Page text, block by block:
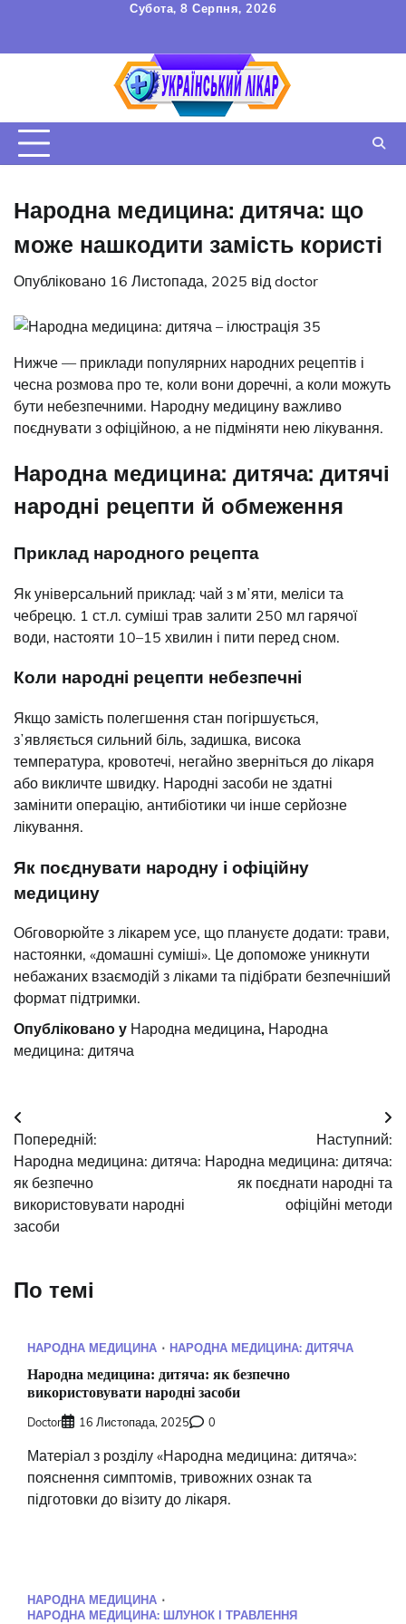
вмісту
Субота, 8 Серпня, 2026
КОРИСТУВАЧА
Народна медицина: дитяча: що
може нашкодити замість користі
Опубліковано 16 Листопада, 2025 від doctor
Нижче — приклади популярних народних рецептів і
чесна розмова про те, коли вони доречні, а коли можуть
бути небезпечними. Народну медицину важливо
поєднувати з офіційною, а не підміняти нею лікування.
Народна медицина: дитяча: дитячі
народні рецепти й обмеження
Приклад народного рецепта
Як універсальний приклад: чай з мʼяти, меліси та
чебрецю. 1 ст.л. суміші трав залити 250 мл гарячої
води, настояти 10–15 хвилин і пити перед сном.
Коли народні рецепти небезпечні
Якщо замість полегшення стан погіршується,
зʼявляється сильний біль, задишка, висока
температура, кровотечі, негайно зверніться до лікаря
або викличте швидку. Народні засоби не здатні
замінити операцію, антибіотики чи інше серйозне
лікування.
Як поєднувати народну і офіційну
медицину
Обговорюйте з лікарем усе, що плануєте додати: трави,
настоянки, «домашні суміші». Це допоможе уникнути
небажаних взаємодій з ліками та підібрати безпечніший
формат підтримки.
Опубліковано у Народна медицина, Народна
медицина: дитяча
Навігація
записів
Попередній:
Народна медицина: дитяча:
як безпечно
використовувати народні
засоби
Наступний:
Народна медицина: дитяча:
як поєднати народні та
офіційні методи
По темі
НАРОДНА МЕДИЦИНА НАРОДНА МЕДИЦИНА: ДИТЯЧА
Народна медицина: дитяча: як безпечно
використовувати народні засоби
Doctor 16 Листопада, 2025 0
Матеріал з розділу «Народна медицина: дитяча»:
пояснення симптомів, тривожних ознак та
підготовки до візиту до лікаря.
НАРОДНА МЕДИЦИНА
НАРОДНА МЕДИЦИНА: ШЛУНОК І ТРАВЛЕННЯ